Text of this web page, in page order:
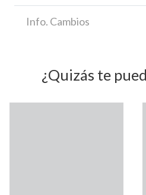
Info. Cambios
¿Quizás te